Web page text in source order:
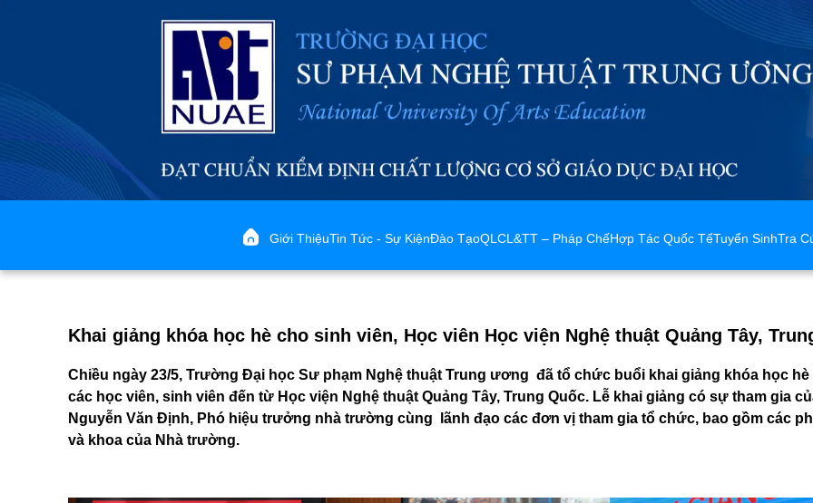
Giới ThiệuTin Tức - Sự KiệnĐào TạoQLCL&TT – Pháp ChếHợp Tác Quốc TếTuyển SinhTra
Khai giảng khóa học hè cho sinh viên, Học viên Học viện Nghệ thuật Quảng Tây,
Chiều ngày 23/5, Trường Đại học Sư phạm Nghệ thuật Trung ương đã tổ chức buổi khai giảng khóa học hè
các học viên, sinh viên đến từ Học viện Nghệ thuật Quảng Tây, Trung Quốc. Lễ khai giảng có sự tham gia
Nguyễn Văn Định, Phó hiệu trưởng nhà trường cùng lãnh đạo các đơn vị tham gia tổ chức, bao gồm các
và khoa của Nhà trường.